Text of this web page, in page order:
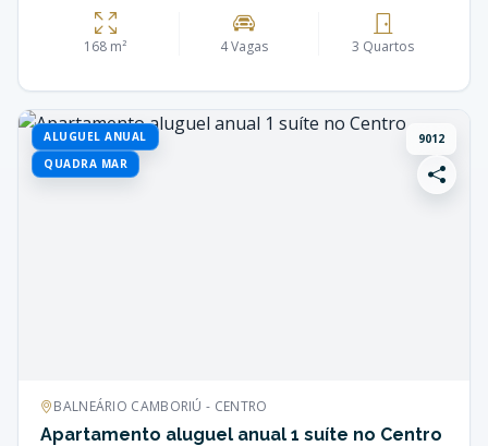
168 m² 4 Vagas 3 Quartos
ALUGUEL ANUAL
QUADRA MAR
9012
BALNEÁRIO CAMBORIÚ - CENTRO
Apartamento aluguel anual 1 suíte no Centro